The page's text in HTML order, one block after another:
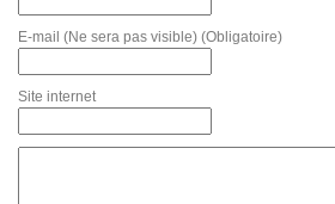
E-mail (Ne sera pas visible) (Obligatoire)
Site internet